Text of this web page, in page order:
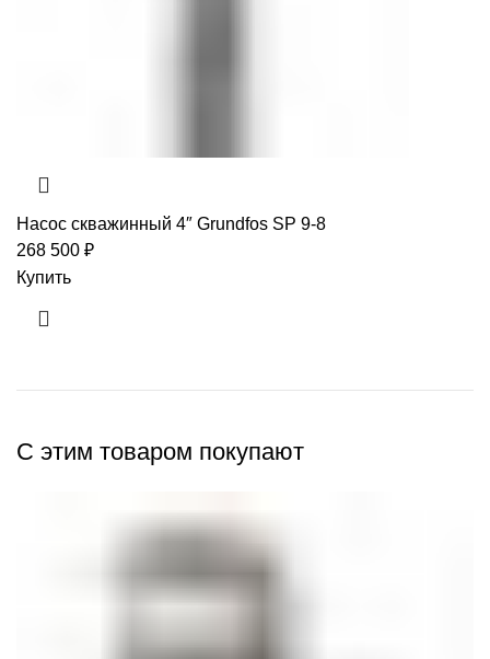
Насос скважинный 4″ Grundfos SP 9-8
268 500 ₽
Купить
С этим товаром покупают